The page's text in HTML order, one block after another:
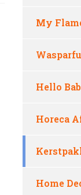
My
Hello
Horeca
Home